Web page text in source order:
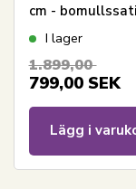
cm -
dammgrönt
I lager
1.899,00
799,00 SEK
Lägg i